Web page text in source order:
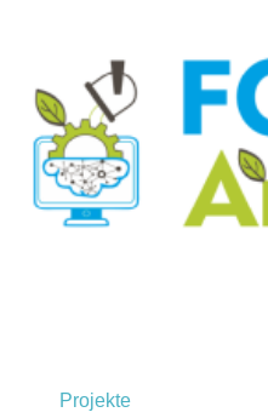
Projekte